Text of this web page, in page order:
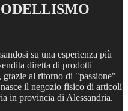
su una esperienza più
diretta di prodotti
al ritorno di "passione"
il negozio fisico di articoli
in provincia di Alessandria.